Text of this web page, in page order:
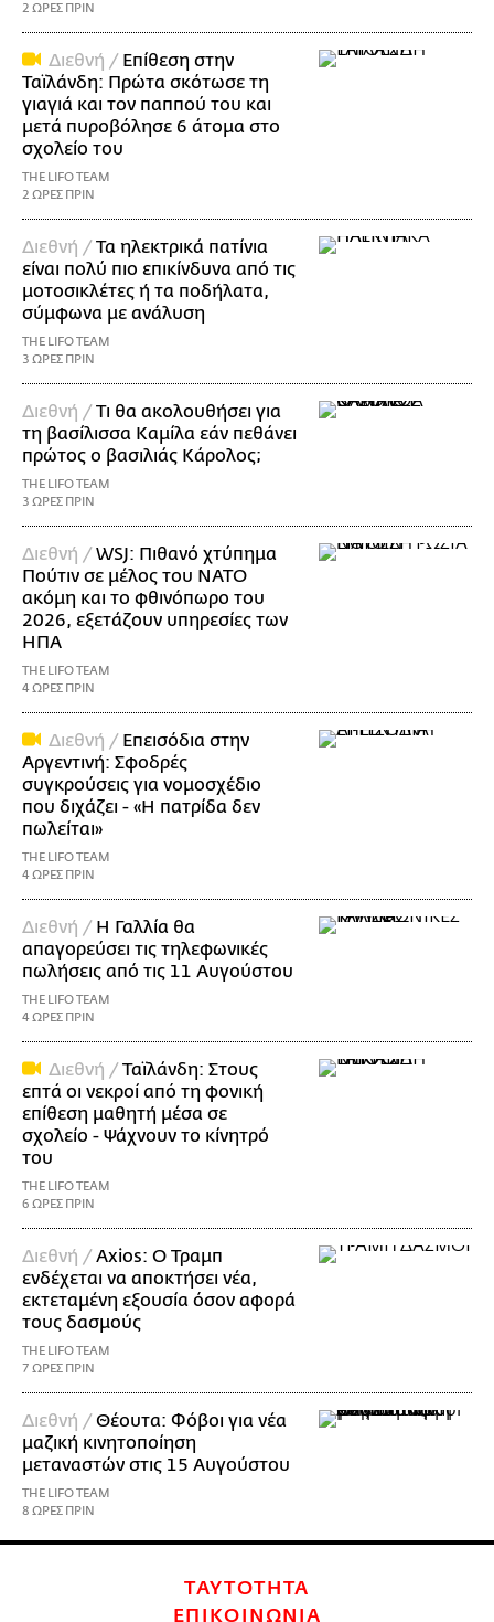
2 ΩΡΕΣ ΠΡΙΝ
Διεθνή / Επίθεση στην
Ταϊλάνδη: Πρώτα σκότωσε τη
γιαγιά και τον παππού του και
μετά πυροβόλησε 6 άτομα στο
σχολείο του
THE LIFO TEAM
2 ΩΡΕΣ ΠΡΙΝ
Διεθνή /Τα ηλεκτρικά πατίνια
είναι πολύ πιο επικίνδυνα από τις
μοτοσικλέτες ή τα ποδήλατα,
σύμφωνα με ανάλυση
THE LIFO TEAM
3 ΩΡΕΣ ΠΡΙΝ
Διεθνή /Τι θα ακολουθήσει για
τη βασίλισσα Καμίλα εάν πεθάνει
πρώτος ο βασιλιάς Κάρολος;
THE LIFO TEAM
3 ΩΡΕΣ ΠΡΙΝ
Διεθνή /WSJ: Πιθανό χτύπημα
Πούτιν σε μέλος του ΝΑΤΟ
ακόμη και το φθινόπωρο του
2026, εξετάζουν υπηρεσίες των
ΗΠΑ
THE LIFO TEAM
4 ΩΡΕΣ ΠΡΙΝ
Διεθνή / Επεισόδια στην
Αργεντινή: Σφοδρές
συγκρούσεις για νομοσχέδιο
που διχάζει - «Η πατρίδα δεν
πωλείται»
THE LIFO TEAM
4 ΩΡΕΣ ΠΡΙΝ
Διεθνή / Η Γαλλία θα
απαγορεύσει τις τηλεφωνικές
πωλήσεις από τις 11 Αυγούστου
THE LIFO TEAM
4 ΩΡΕΣ ΠΡΙΝ
Διεθνή /Ταϊλάνδη: Στους
επτά οι νεκροί από τη φονική
επίθεση μαθητή μέσα σε
σχολείο - Ψάχνουν το κίνητρό
του
THE LIFO TEAM
6 ΩΡΕΣ ΠΡΙΝ
Διεθνή /Axios: Ο Τραμπ
ενδέχεται να αποκτήσει νέα,
εκτεταμένη εξουσία όσον αφορά
τους δασμούς
THE LIFO TEAM
7 ΩΡΕΣ ΠΡΙΝ
Διεθνή /Θέουτα: Φόβοι για νέα
μαζική κινητοποίηση
μεταναστών στις 15 Αυγούστου
THE LIFO TEAM
8 ΩΡΕΣ ΠΡΙΝ
ΤΑΥΤΟΤΗΤΑ
ΕΠΙΚΟΙΝΩΝΙΑ